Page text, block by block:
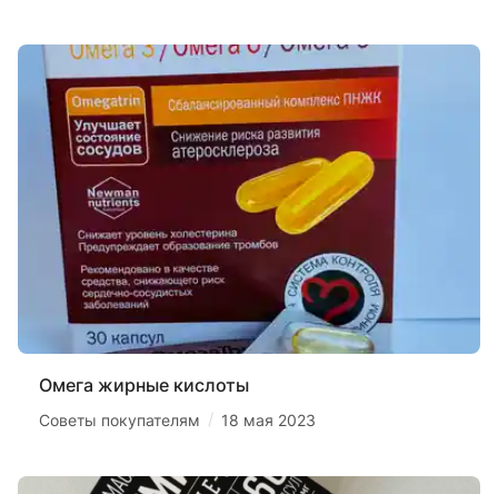
Омега жирные кислоты
Советы покупателям / 18 мая 2023